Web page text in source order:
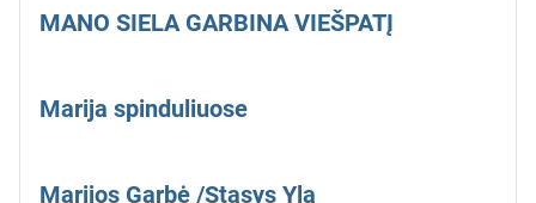
MANO SIELA GARBINA VIEŠPATĮ
Marija spinduliuose
Marijos Garbė /Stasys Yla